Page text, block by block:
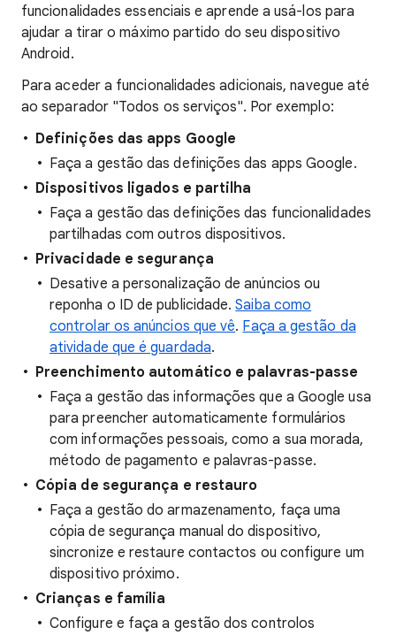
funcionalidades essenciais e aprende a usá-los para
ajudar a tirar o máximo partido do seu dispositivo
Android.
Para aceder a funcionalidades adicionais, navegue até
ao separador "Todos os serviços". Por exemplo:
Definições das apps Google
Faça a gestão das definições das apps Google.
Dispositivos ligados e partilha
Faça a gestão das definições das funcionalidades
partilhadas com outros dispositivos.
Privacidade e segurança
Desative a personalização de anúncios ou
reponha o ID de publicidade.Saiba como
controlar os anúncios que vê. Faça a gestão da
atividade que é guardada.
Preenchimento automático e palavras-passe
Faça a gestão das informações que a Google usa
para preencher automaticamente formulários
com informações pessoais, como a sua morada,
método de pagamento e palavras-passe.
Cópia de segurança e restauro
Faça a gestão do armazenamento, faça uma
cópia de segurança manual do dispositivo,
sincronize e restaure contactos ou configure um
dispositivo próximo.
Crianças e família
Configure e faça a gestão dos controlos